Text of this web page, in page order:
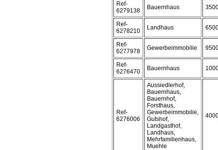
Ref-
6279138
Bauernhaus
Ref-
6278210
Landhaus
Ref-
6277978
Gewerbeimmobilie
Ref-
6276470
Bauernhaus
Ref-
6276006
Aussiedlerhof,
Bauernhaus,
Bauernhof,
Forsthaus,
Gewerbeimmobilie,
Gutshof,
Landgasthof,
Landhaus,
Mehrfamilienhaus,
Muehle